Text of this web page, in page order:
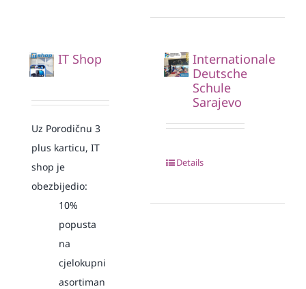
IT Shop
Uz Porodičnu 3
plus karticu, IT
shop je
obezbijedio:
10%
popusta
na
cjelokupni
asortiman
Internationale
Deutsche
Schule
Sarajevo
Details